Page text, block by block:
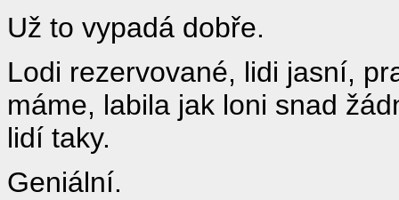
Už to vypadá dobře.
Lodi rezervované, lidi jasní,
máme, labila jak loni snad
lidí taky.
Geniální.